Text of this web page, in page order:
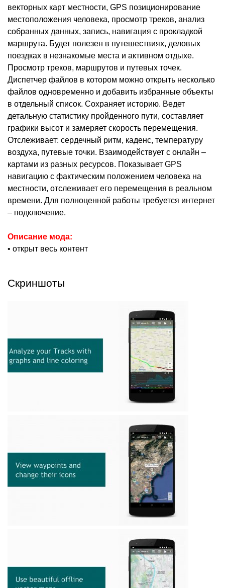
векторных карт местности, GPS позиционирование
местоположения человека, просмотр треков, анализ
собранных данных, запись, навигация с прокладкой
маршрута. Будет полезен в путешествиях, деловых
поездках в незнакомые места и активном отдыхе.
Просмотр треков, маршрутов и путевых точек.
Диспетчер файлов в котором можно открыть несколько
файлов одновременно и добавить избранные объекты
в отдельный список. Сохраняет историю. Ведет
детальную статистику пройденного пути, составляет
графики высот и замеряет скорость перемещения.
Отслеживает: сердечный ритм, каденс, температуру
воздуха, путевые точки. Взаимодействует с онлайн –
картами из разных ресурсов. Показывает GPS
навигацию с фактическим положением человека на
местности, отслеживает его перемещения в реальном
времени. Для полноценной работы требуется интернет
– подключение.
Описание мода:
• открыт весь контент
Скриншоты